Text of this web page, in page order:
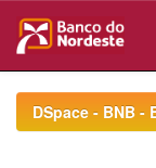
navigationDSpace - BNB -